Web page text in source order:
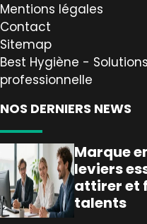
Mentions légales
Contact
Sitemap
Best Hygiène -
professionnelle
NOS DERNIERS NEWS
Marque
leviers
attirer et
talents